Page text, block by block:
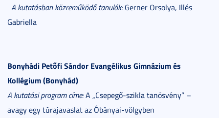
A kutatásban közreműködő tanulók:Gerner Orsolya, Illés
Gabriella
Bonyhádi Petőfi Sándor Evangélikus Gimnázium és
Kollégium (Bonyhád)
A kutatási program címe:A „Csepegő-szikla tanösvény” –
avagy egy túrajavaslat az Óbányai-völgyben